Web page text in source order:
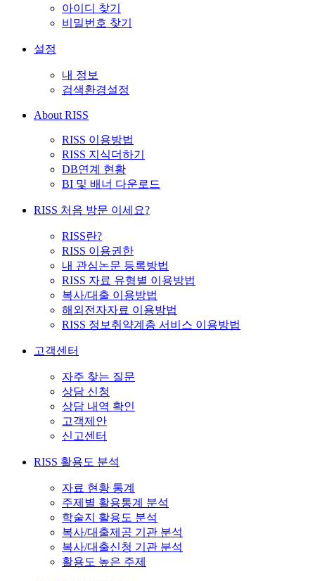
아이디 찾기
비밀번호 찾기
설정
내 정보
검색환경설정
About RISS
RISS 이용방법
RISS 지식더하기
DB연계 현황
BI 및 배너 다운로드
RISS 처음 방문 이세요?
RISS란?
RISS 이용권한
내 관심논문 등록방법
RISS 자료 유형별 이용방법
복사/대출 이용방법
해외전자자료 이용방법
RISS 정보취약계층 서비스 이용방법
고객센터
자주 찾는 질문
상담 신청
상담 내역 확인
고객제안
신고센터
RISS 활용도 분석
자료 현황 통계
주제별 활용통계 분석
학술지 활용도 분석
복사/대출제공 기관 분석
복사/대출신청 기관 분석
활용도 높은 주제